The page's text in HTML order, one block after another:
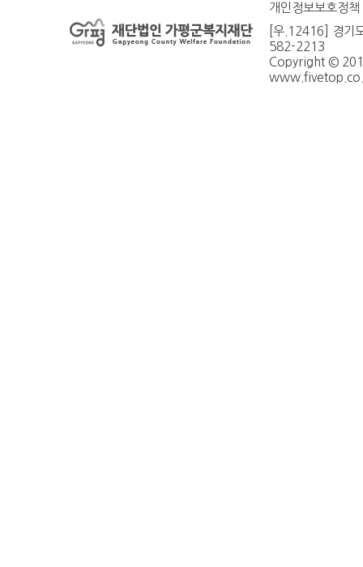
개인정보보호정책
[우.12416] 경
582-2213
Copyright ©